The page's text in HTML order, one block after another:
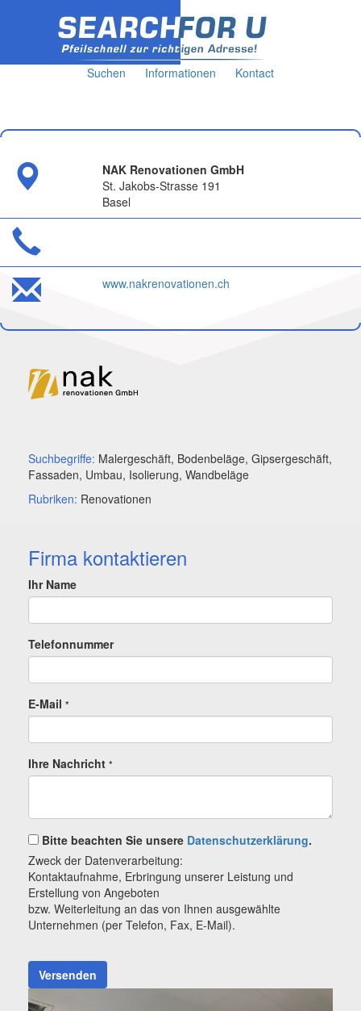
Suchen Informationen Kontact
NAK Renovationen GmbH
St. Jakobs-Strasse 191
Basel
www.nakrenovationen.ch
Suchbegriffe: Malergeschäft, Bodenbeläge, Gipsergeschäft,
Fassaden, Umbau, Isolierung, Wandbeläge
Rubriken: Renovationen
Firma kontaktieren
Ihr Name
Telefonnummer
E-Mail *
Ihre Nachricht *
Bitte beachten Sie unsere Datenschutzerklärung.
Zweck der Datenverarbeitung:
Kontaktaufnahme, Erbringung unserer Leistung und
Erstellung von Angeboten
bzw. Weiterleitung an das von Ihnen ausgewählte
Unternehmen (per Telefon, Fax, E-Mail).
Versenden